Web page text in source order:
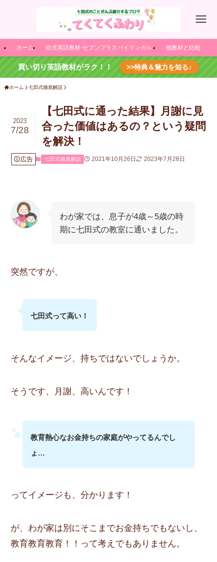
ホーム 幼児英語教材-セブンプラスバイリンガル- 他教材と比較
買い切り英語教材がラク！！ >>特典＆魅力を知る♪
ホーム 七田式徹底解説
【七田式に通った結果】月謝に見
合った価値はあるの？という疑問
を解決！
2023
7/28
広告 七田式徹底解説 2021年10月26日 2023年7月28日
わが家では、息子が4歳～5歳の時
期に七田式の教室に通いました。
突然ですが、
七田式って高い！
そんなイメージ、持ちではないでしょうか。
そうです、 月謝、高いんです ！
教育熱心なお金持ちの家庭がやってるんでし
ょ…
ってイメージも、分かります！
が、わが家は別にそこまでお金持ちでもないし、
教育教育教育！！って考えでもありません。